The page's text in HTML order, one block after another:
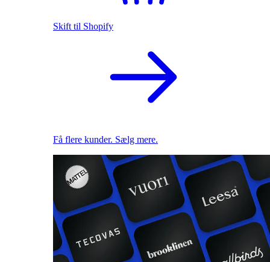
Skift til Shopify
Få flere kunder. Sælg mere.